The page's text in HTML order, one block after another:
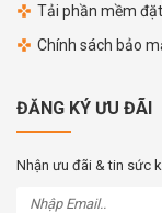
Tải phần mềm
Chính sách bảo
ĐĂNG KÝ ƯU ĐÃI
Nhận ưu đãi & tin sức